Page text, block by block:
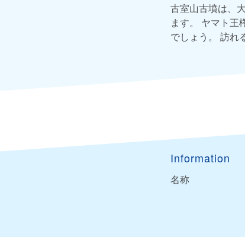
古室山古墳は、
ます。 ヤマト王
でしょう。 訪れ
Information
名称